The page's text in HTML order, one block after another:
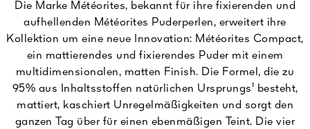
Die Marke Météorites, bekannt für ihre fixierenden und
aufhellenden Météorites Puderperlen, erweitert ihre
Kollektion um eine neue Innovation: Météorites Compact,
ein mattierendes und fixierendes Puder mit einem
multidimensionalen, matten Finish. Die Formel, die zu
95% aus Inhaltsstoffen natürlichen Ursprungs¹ besteht,
mattiert, kaschiert Unregelmäßigkeiten und sorgt den
ganzen Tag über für einen ebenmäßigen Teint. Die vier